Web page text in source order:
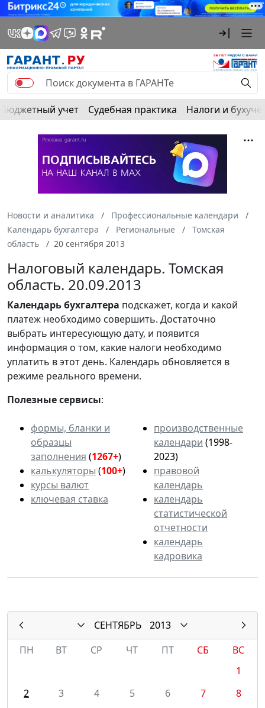
Бюджетный учет Судебная практика Налоги и
Новости и аналитика
Профессиональные календари
Календарь бухгалтера
Региональные
Томская
область
20 сентября 2013
Налоговый календарь. Томская
область. 20.09.2013
Календарьбухгалтера подскажет, когда и какой
платеж необходимо совершить. Достаточно
выбрать интересующую дату, и появится
информация о том, какие налоги необходимо
уплатить в этот день. Календарь обновляется в
режиме реального времени.
Полезные сервисы:
формы, бланки и
образцы
заполнения (1267+)
калькуляторы (100+)
курсы валют
ключевая ставка
производственные
календари (1998-
2023)
правовой
календарь
календарь
статистической
отчетности
календарь
кадровика
СЕНТЯБРЬ
2013
ПН
ВТ СР ЧТ ПТ СБ
ВС
1
2
3 4 5 6 7
8